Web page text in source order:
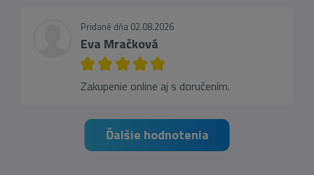
Pridané dňa 02.08.2026
Eva Mračková
Zakupenie online aj s doručením.
Ďalšie hodnotenia